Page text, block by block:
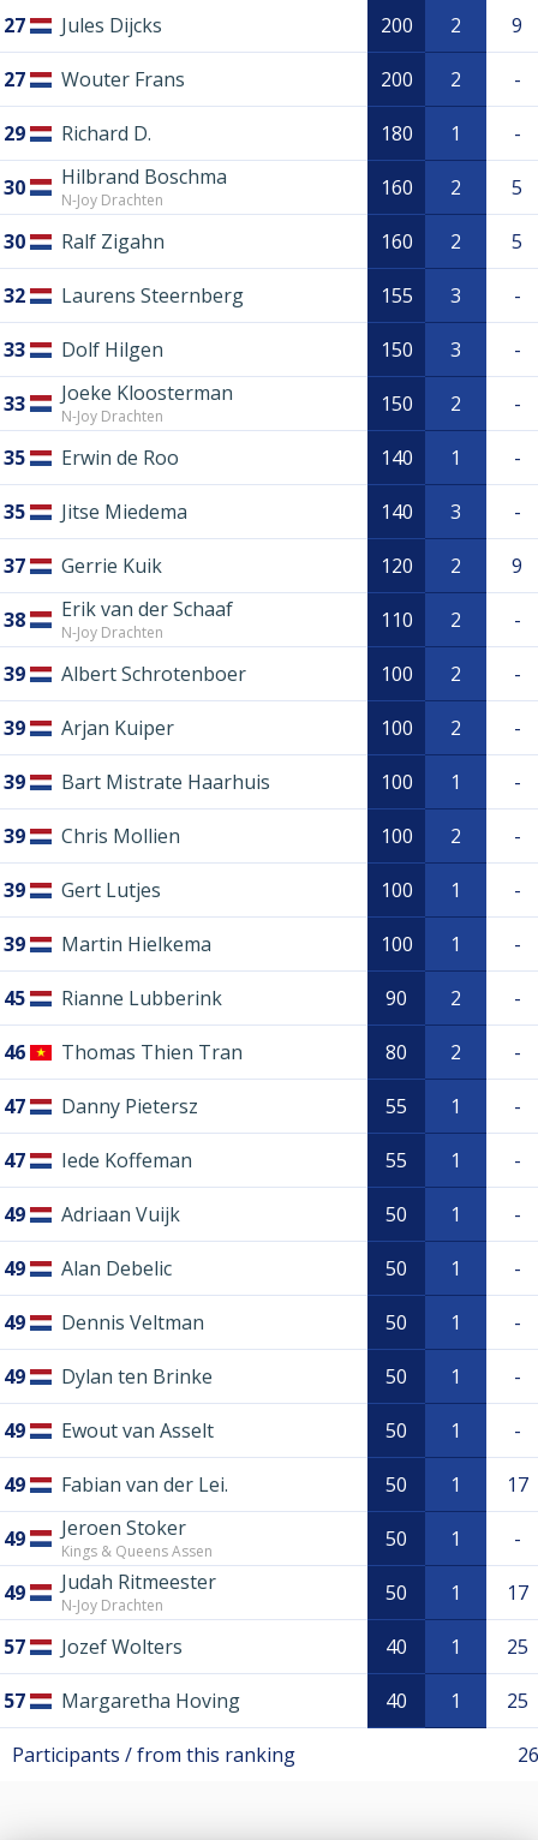
27 Jules Dijcks 200 2 9
27 Wouter Frans 200 2 -
29 Richard D. 180 1 -
30 Hilbrand Boschma
N-Joy Drachten 160 2 5
30 Ralf Zigahn 160 2 5
32 Laurens Steernberg 155 3 -
33 Dolf Hilgen 150 3 -
33 Joeke Kloosterman
N-Joy Drachten 150 2 -
35 Erwin de Roo 140 1 -
35 Jitse Miedema 140 3 -
37 Gerrie Kuik 120 2 9
38 Erik van der Schaaf
N-Joy Drachten 110 2 -
39 Albert Schrotenboer 100 2 -
39 Arjan Kuiper 100 2 -
39 Bart Mistrate Haarhuis 100 1 -
39 Chris Mollien 100 2 -
39 Gert Lutjes 100 1 -
39 Martin Hielkema 100 1 -
45 Rianne Lubberink 90 2 -
46 Thomas Thien Tran 80 2 -
47 Danny Pietersz 55 1 -
47 Iede Koffeman 55 1 -
49 Adriaan Vuijk 50 1 -
49 Alan Debelic 50 1 -
49 Dennis Veltman 50 1 -
49 Dylan ten Brinke 50 1 -
49 Ewout van Asselt 50 1 -
49 Fabian van der Lei. 50 1 17
49 Jeroen Stoker
Kings & Queens Assen 50 1 -
49 Judah Ritmeester
N-Joy Drachten 50 1 17
57 Jozef Wolters 40 1 25
57 Margaretha Hoving 40 1 25
Participants / from this ranking